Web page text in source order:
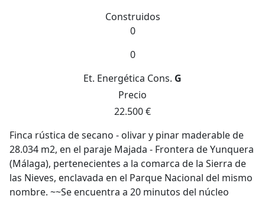
Construidos
0
0
Et. Energética Cons. G
Precio
22.500 €
Finca rústica de secano - olivar y pinar maderable de
28.034 m2, en el paraje Majada - Frontera de Yunquera
(Málaga), pertenecientes a la comarca de la Sierra de
las Nieves, enclavada en el Parque Nacional del mismo
nombre. ~~Se encuentra a 20 minutos del núcleo